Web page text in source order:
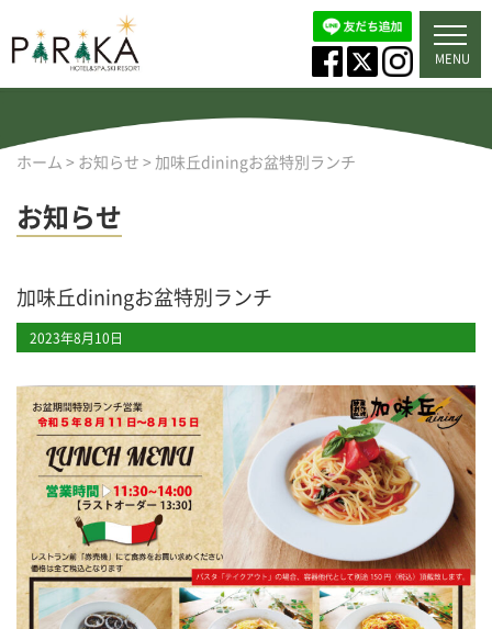
MENU
ホーム > お知らせ > 加味丘diningお盆特別ランチ
お知らせ
加味丘diningお盆特別ランチ
2023年8月10日